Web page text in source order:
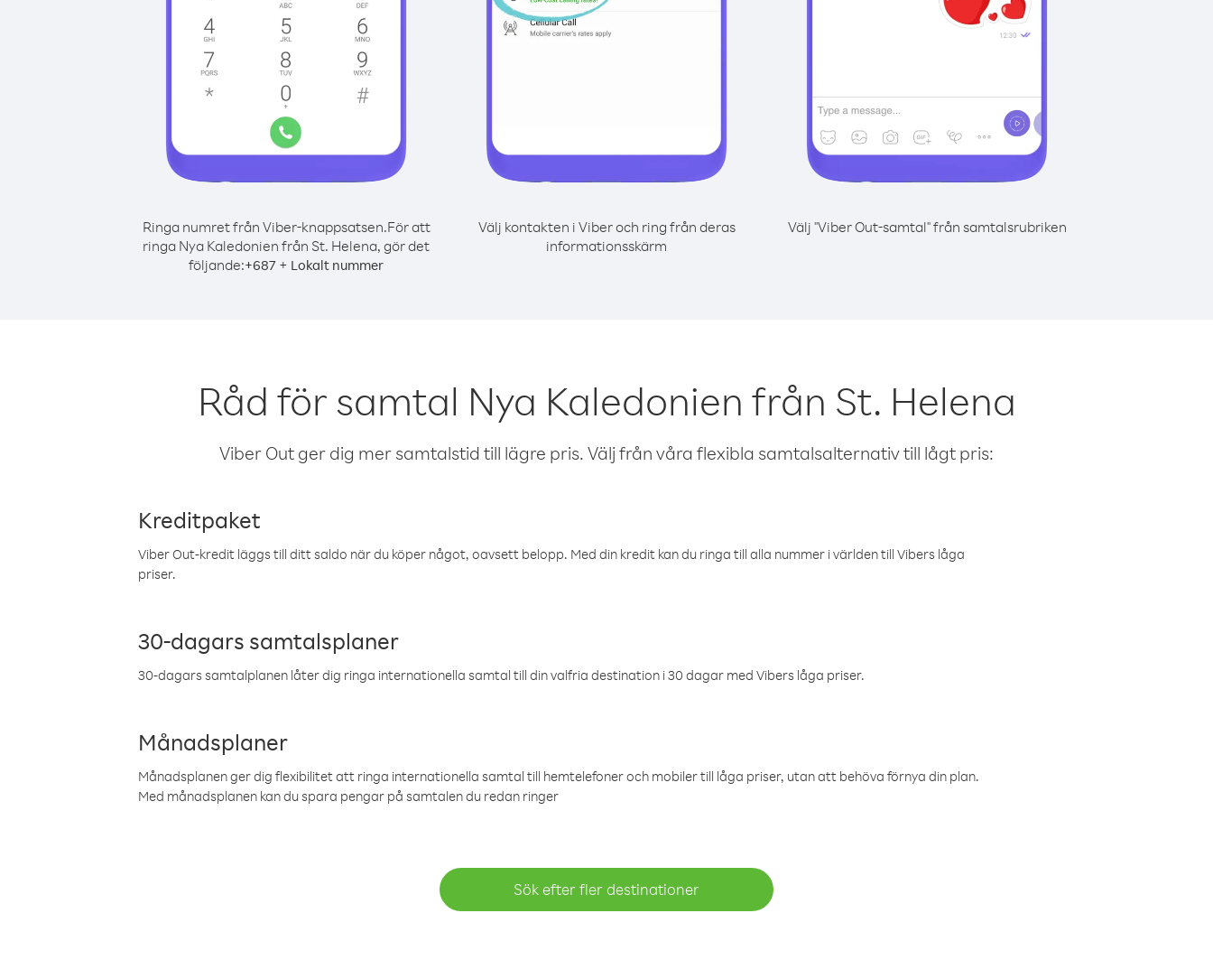
Ringa numret från Viber-knappsatsen.För att
ringa Nya Kaledonien från St. Helena, gör det
följande:+687 + Lokalt nummer
Välj kontakten i Viber och ring från deras
informationsskärm
Välj "Viber Out-samtal" från samtalsrubriken
Råd för samtal Nya Kaledonien från St. Helena
Viber Out ger dig mer samtalstid till lägre pris. Välj från våra flexibla samtalsalternativ till lågt pris:
Kreditpaket
Viber Out-kredit läggs till ditt saldo när du köper något, oavsett belopp. Med din kredit kan du ringa till alla nummer i världen till Vibers låga
priser.
30-dagars samtalsplaner
30-dagars samtalplanen låter dig ringa internationella samtal till din valfria destination i 30 dagar med Vibers låga priser.
Månadsplaner
Månadsplanen ger dig flexibilitet att ringa internationella samtal till hemtelefoner och mobiler till låga priser, utan att behöva förnya din plan.
Med månadsplanen kan du spara pengar på samtalen du redan ringer
Sök efter fler destinationer